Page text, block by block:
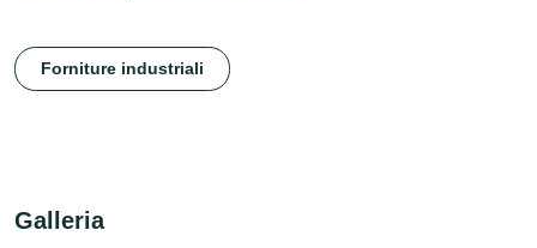
Forniture industriali
Galleria